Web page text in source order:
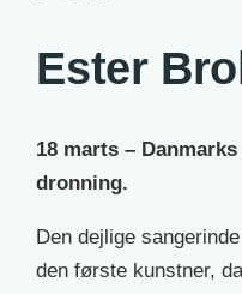
Ester
18 marts –
dronning.
Den dejlige
den første kunstner,